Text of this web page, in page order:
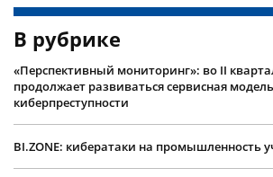
В рубрике
«Перспективный мониторинг»: во II
продолжает развиваться сервисная модель
киберпреступности
BI.ZONE: кибератаки на промышленность